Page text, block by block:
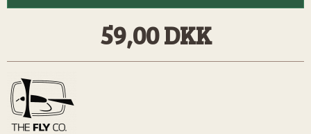
59,00 DKK